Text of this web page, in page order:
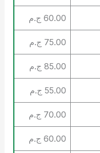
60.00 ج.م
75.00 ج.م
85.00 ج.م
55.00 ج.م
70.00 ج.م
60.00 ج.م